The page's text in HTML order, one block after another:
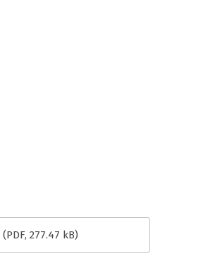
(PDF, 277.47 kB)